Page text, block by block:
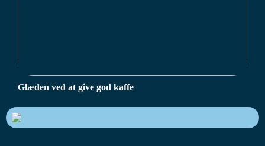
Glæden ved at give god kaffe